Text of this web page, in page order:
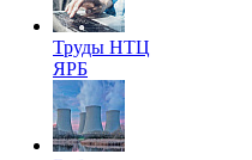
Труды НТЦ
ЯРБ